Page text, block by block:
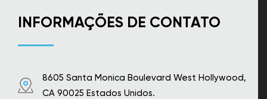
na
página
INFORMAÇÕES DE CONTATO
8605 Santa Monica Boulevard West Hollywood,
CA 90025 Estados Unidos.